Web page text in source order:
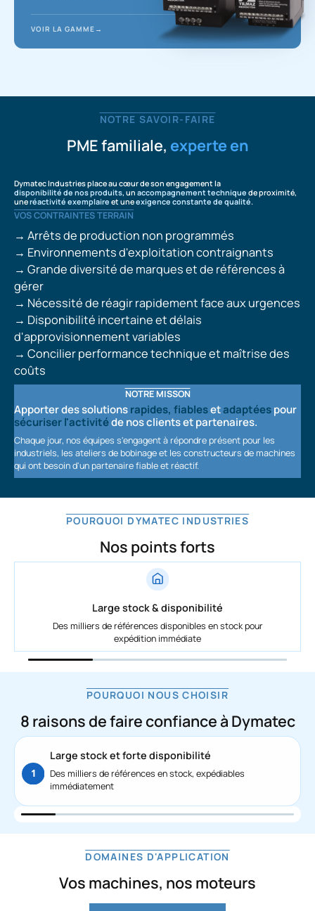
VOIR LA GAMME
NOTRE SAVOIR-FAIRE
PME familiale,
Dymatec Industries place au cœur de son engagement la
disponibilité de nos produits, un accompagnement technique de proximité,
uneréactivité exemplaire et uneexigence constante de qualité.
VOS CONTRAINTES TERRAIN
→ Arrêts de production non programmés
→ Environnements d'exploitation contraignants
→ Grande diversité de marques et de références à
gérer
→ Nécessité de réagir rapidement face aux urgences
→ Disponibilité incertaine et délais
d'approvisionnement variables
→ Concilier performance technique et maîtrise des
coûts
NOTRE MISSON
Apporter des solutionsrapides, fiablesetadaptéespour
sécuriser l'activitéde nos clients et partenaires.
Chaque jour, nos équipes s'engagent à répondre présent pour les
industriels, les ateliers de bobinage et les constructeurs de machines
qui ont besoin d'un partenaire fiable et réactif.
POURQUOI DYMATEC INDUSTRIES
Nos points forts
Réactivité & urgences
Gestion des arrêts de production non programmés —
réponse et expédition sous 24h
POURQUOI NOUS CHOISIR
8 raisons de faire confiance à Dymatec
Réactivité et gestion des urgences
Nous gérons vos arrêts de production en priorité
DOMAINES D'APPLICATION
Vos machines, nos moteurs